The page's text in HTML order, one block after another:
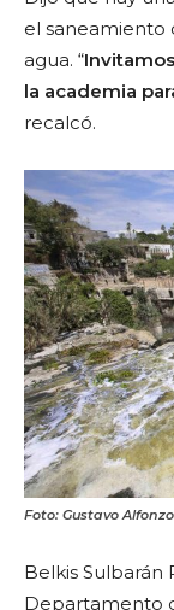
el saneamiento
agua. “
la academia
recalcó.
Foto: Gustavo Alfonzo
Belkis Sulbarán
Departamento